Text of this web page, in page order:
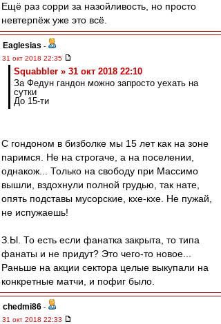
Ещё раз сорри за назойливость, но просто
невтерпёж уже это всё.
Eaglesias -
31 окт 2018 22:35
Squabbler » 31 окт 2018 22:10
За Федун гандон можно запросто уехать на
сутки
До 15-ти
С гондоном в бизболке мы 15 лет как на зоне
паримся. Не на строгаче, а на поселении,
однакож... Только на свободу при Массимо
вышли, вздохнули полной грудью, так нате,
опять подставы мусорские, кхе-кхе. Не пужай,
не испужаешь!
З.Ы. То есть если фанатка закрыта, то типа
фанаты и не придут? Это чего-то новое...
Раньше на акции сектора целые выкупали на
конкретные матчи, и пофиг было.
chedmi86 -
31 окт 2018 22:33